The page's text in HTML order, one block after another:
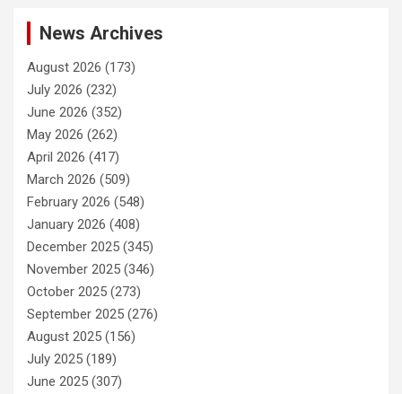
News Archives
August 2026 (173)
July 2026 (232)
June 2026 (352)
May 2026 (262)
April 2026 (417)
March 2026 (509)
February 2026 (548)
January 2026 (408)
December 2025 (345)
November 2025 (346)
October 2025 (273)
September 2025 (276)
August 2025 (156)
July 2025 (189)
June 2025 (307)